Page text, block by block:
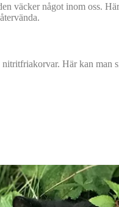
väcker något inom oss.
Här kan man